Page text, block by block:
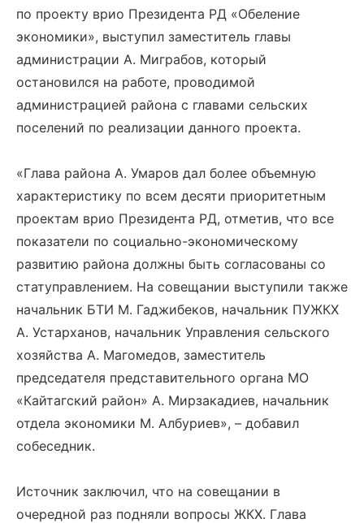
по проекту врио Президента РД «Обеление
экономики», выступил заместитель главы
администрации А. Миграбов, который
остановился на работе, проводимой
администрацией района с главами сельских
поселений по реализации данного проекта.
«Глава района А. Умаров дал более объемную
характеристику по всем десяти приоритетным
проектам врио Президента РД, отметив, что все
показатели по социально-экономическому
развитию района должны быть согласованы со
статуправлением. На совещании выступили также
начальник БТИ М. Гаджибеков, начальник ПУЖКХ
А. Устарханов, начальник Управления сельского
хозяйства А. Магомедов, заместитель
председателя представительного органа МО
«Кайтагский район» А. Мирзакадиев, начальник
отдела экономики М. Албуриев», – добавил
собеседник.
Источник заключил, что на совещании в
очередной раз подняли вопросы ЖКХ. Глава